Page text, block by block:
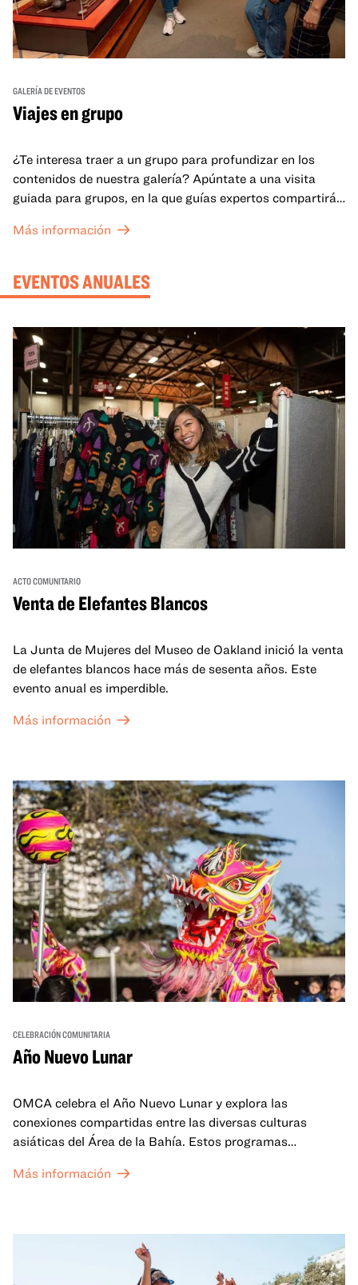
GALERÍA DE EVENTOS
Viajes en grupo
¿Te interesa traer a un grupo para profundizar en los
contenidos de nuestra galería? Apúntate a una visita
guiada para grupos, en la que guías expertos compartirán
mejor lo que se expone en las galerías del OMCA.
Más información
EVENTOS ANUALES
ACTO COMUNITARIO
Venta de Elefantes Blancos
La Junta de Mujeres del Museo de Oakland inició la venta
de elefantes blancos hace más de sesenta años. Este
evento anual es imperdible.
Más información
CELEBRACIÓN COMUNITARIA
Año Nuevo Lunar
OMCA celebra el Año Nuevo Lunar y explora las
conexiones compartidas entre las diversas culturas
asiáticas del Área de la Bahía. Estos programas
celebran y honran las tradiciones del Año Nuevo Lunar a
un espacio para que nuestras comunidades AAPI se
reúnan y se eleven mutuamente con círculos de curación
tanto presenciales como virtuales.
Más información